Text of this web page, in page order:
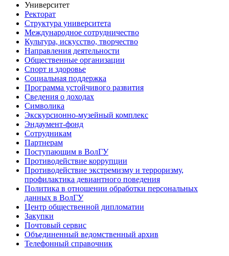
Университет
Ректорат
Структура университета
Международное сотрудничество
Культура, искусство, творчество
Направления деятельности
Общественные организации
Спорт и здоровье
Социальная поддержка
Программа устойчивого развития
Сведения о доходах
Символика
Экскурсионно-музейный комплекс
Эндаумент-фонд
Сотрудникам
Партнерам
Поступающим в ВолГУ
Противодействие коррупции
Противодействие экстремизму и терроризму,
профилактика девиантного поведения
Политика в отношении обработки персональных
данных в ВолГУ
Центр общественной дипломатии
Закупки
Почтовый сервис
Объединенный ведомственный архив
Телефонный справочник